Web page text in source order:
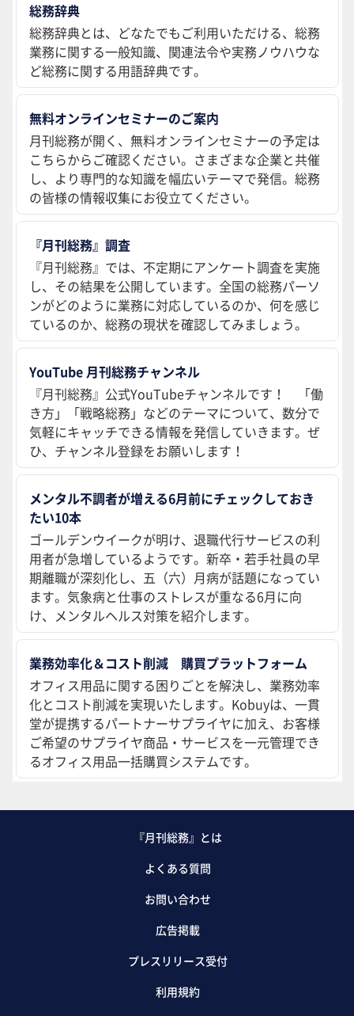
総務辞典
総務辞典とは、どなたでもご利用いただける、総務
業務に関する一般知識、関連法令や実務ノウハウな
ど総務に関する用語辞典です。
無料オンラインセミナーのご案内
月刊総務が開く、無料オンラインセミナーの予定は
こちらからご確認ください。さまざまな企業と共催
し、より専門的な知識を幅広いテーマで発信。総務
の皆様の情報収集にお役立てください。
『月刊総務』調査
『月刊総務』では、不定期にアンケート調査を実施
し、その結果を公開しています。全国の総務パーソ
ンがどのように業務に対応しているのか、何を感じ
ているのか、総務の現状を確認してみましょう。
YouTube 月刊総務チャンネル
『月刊総務』公式YouTubeチャンネルです！ 「働
き方」「戦略総務」などのテーマについて、数分で
気軽にキャッチできる情報を発信していきます。ぜ
ひ、チャンネル登録をお願いします！
メンタル不調者が増える6月前にチェックしておき
たい10本
ゴールデンウイークが明け、退職代行サービスの利
用者が急増しているようです。新卒・若手社員の早
期離職が深刻化し、五（六）月病が話題になってい
ます。気象病と仕事のストレスが重なる6月に向
け、メンタルヘルス対策を紹介します。
業務効率化＆コスト削減 購買プラットフォーム
オフィス用品に関する困りごとを解決し、業務効率
化とコスト削減を実現いたします。Kobuyは、一貫
堂が提携するパートナーサプライヤに加え、お客様
ご希望のサプライヤ商品・サービスを一元管理でき
るオフィス用品一括購買システムです。
『月刊総務』とは
よくある質問
お問い合わせ
広告掲載
プレスリリース受付
利用規約